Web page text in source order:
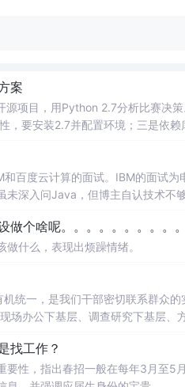
案
项目，用Python 2.7分析比赛决
要安装2.7并配置环境；三是依赖
百度云计算的面试。IBM的面试
深入问Java，但博主自认技术不
。。。。。。。。。。。。。。。。。
什么，表现出烦躁情绪。
统一，是我们干部密切联系群众的
场办公下基层、调查研究下基层、
找工作？
性，指出春招一般在每年3月至5